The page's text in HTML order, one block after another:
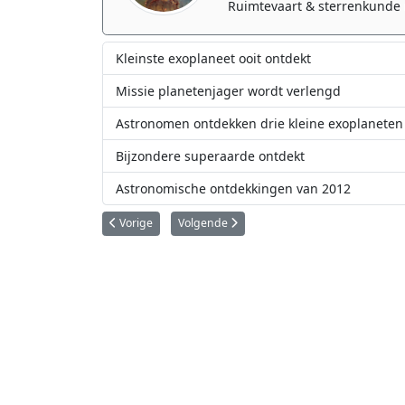
Ruimtevaart & sterrenkunde
Kleinste exoplaneet ooit ontdekt
Missie planetenjager wordt verlengd
Astronomen ontdekken drie kleine exoplaneten
Bijzondere superaarde ontdekt
Astronomische ontdekkingen van 2012
Vorig artikel: Astronomen ontdekken 'nabije' en mogelijk
Vorige Volgende artikel: Astronomen ontdekken
Volgende